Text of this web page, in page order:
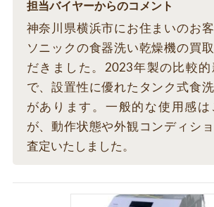
担当バイヤーからのコメント
神奈川県横浜市にお住まいのお
ソニックの食器洗い乾燥機の買
だきました。2023年製の比較
で、設置性に優れたタンク式食
があります。一般的な使用感は
が、動作状態や外観コンディシ
査定いたしました。